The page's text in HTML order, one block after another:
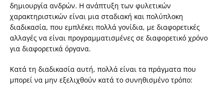
δημιουργία ανδρών. Η ανάπτυξη των φυλετικών
χαρακτηριστικών είναι μια σταδιακή και πολύπλοκη
διαδικασία, που εμπλέκει πολλά γονίδια, με διαφορετικές
αλλαγές να είναι προγραμματισμένες σε διαφορετικό χρόνο
για διαφορετικά όργανα.
Κατά τη διαδικασία αυτή, πολλά είναι τα πράγματα που
μπορεί να μην εξελιχθούν κατά το συνηθισμένο τρόπο: